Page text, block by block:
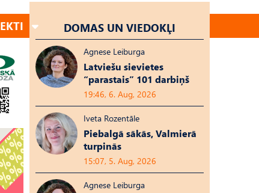
DOMAS UN VIEDOKĻI
Agnese Leiburga
Latviešu sievietes
“parastais” 101 darbiņš
19:46, 6. Aug, 2026
Iveta Rozentāle
Piebalgā sākās, Valmierā
turpinās
15:07, 5. Aug, 2026
Agnese Leiburga